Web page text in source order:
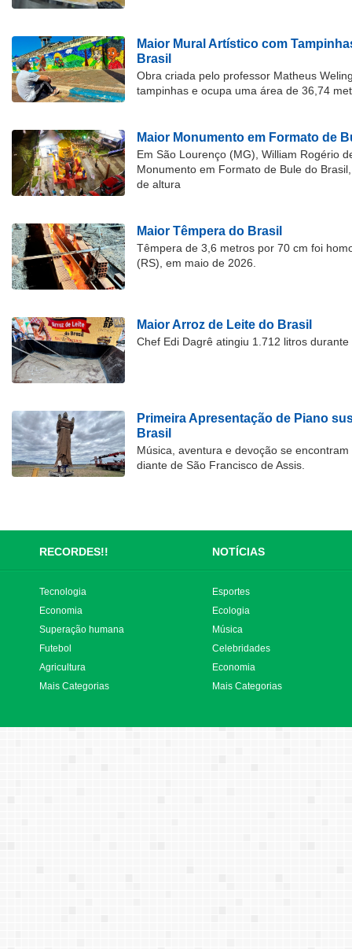
Maior Mural Artístico com
Brasil
Obra criada pelo professor Matheus
tampinhas e ocupa uma área de 36,74
Maior Monumento em Formato de
Em São Lourenço (MG), William Rogério
Monumento em Formato de Bule do
de altura
Maior Têmpera do Brasil
Têmpera de 3,6 metros por 70 cm foi
(RS), em maio de 2026.
Maior Arroz de Leite do Brasil
Chef Edi Dagrê atingiu 1.712 litros
Primeira Apresentação de Piano
Brasil
Música, aventura e devoção se
diante de São Francisco de Assis.
RECORDES!! NOTÍCIAS
Tecnologia
Economia
Superação humana
Futebol
Agricultura
Mais Categorias
Esportes
Ecologia
Música
Celebridades
Economia
Mais Categorias